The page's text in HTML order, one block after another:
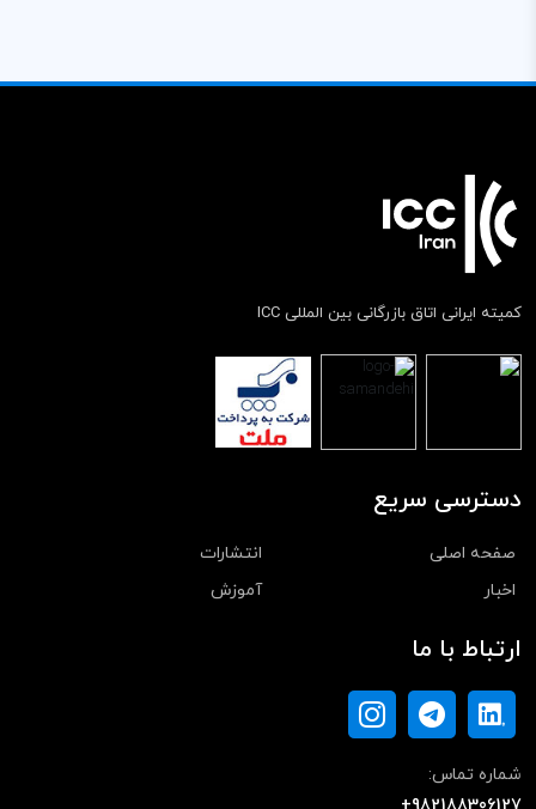
کمیته ایرانی اتاق بازرگانی بین المللی ICC
دسترسی سریع
صفحه اصلی
انتشارات
اخبار
آموزش
ارتباط با ما
شماره تماس: